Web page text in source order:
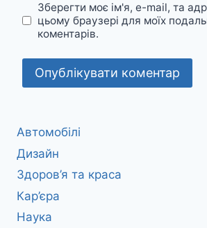
Зберегти моє ім'я, e-mail, та
цьому браузері для моїх
коментарів.
Автомобілі
Дизайн
Здоров’я та краса
Кар’єра
Наука